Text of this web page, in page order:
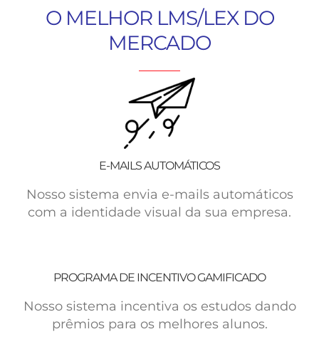
O MELHOR LMS/LEX DO
MERCADO
E-MAILS AUTOMÁTICOS
Nosso sistema envia e-mails automáticos
com a identidade visual da sua empresa.
PROGRAMA DE INCENTIVO GAMIFICADO
Nosso sistema incentiva os estudos dando
prêmios para os melhores alunos.